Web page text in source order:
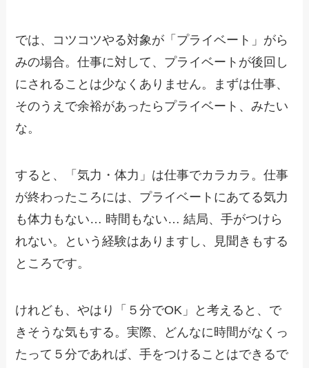
では、コツコツやる対象が「プライベート」がら
みの場合。仕事に対して、プライベートが後回し
にされることは少なくありません。まずは仕事、
そのうえで余裕があったらプライベート、みたい
な。
すると、「気力・体力」は仕事でカラカラ。仕事
が終わったころには、プライベートにあてる気力
も体力もない… 時間もない… 結局、手がつけら
れない。という経験はありますし、見聞きもする
ところです。
けれども、やはり「５分でOK」と考えると、で
きそうな気もする。実際、どんなに時間がなくっ
たって５分であれば、手をつけることはできるで